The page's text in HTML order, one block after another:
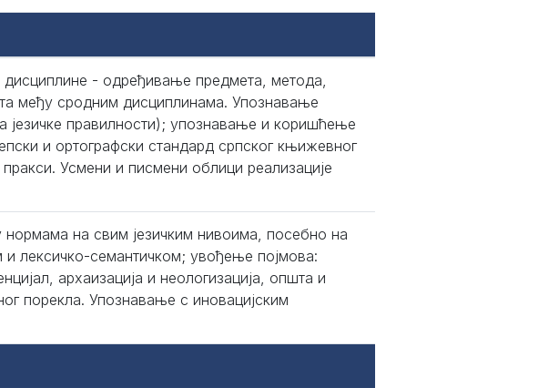
дисциплине - одређивање предмета, метода,
међу сродним дисциплинама. Упознавање
језичке правилности); упознавање и коришћење
и ортографски стандард српског књижевног
Усмени и писмени облици реализације
на свим језичким нивоима, посебно на
лексичко-семантичком; увођење појмова:
архаизација и неологизација, општа и
порекла. Упознавање с иновацијским